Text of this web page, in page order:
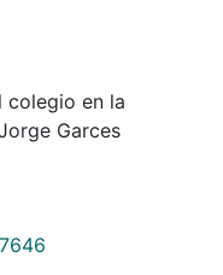
colegio en la
Garces